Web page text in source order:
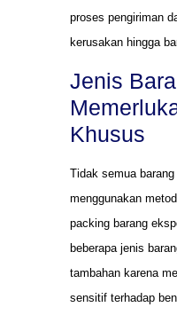
proses pengiriman
kerusakan hingga
Jenis
Khusus
Tidak semua
menggunakan
packing barang
beberapa jenis
tambahan karena
sensitif terhadap